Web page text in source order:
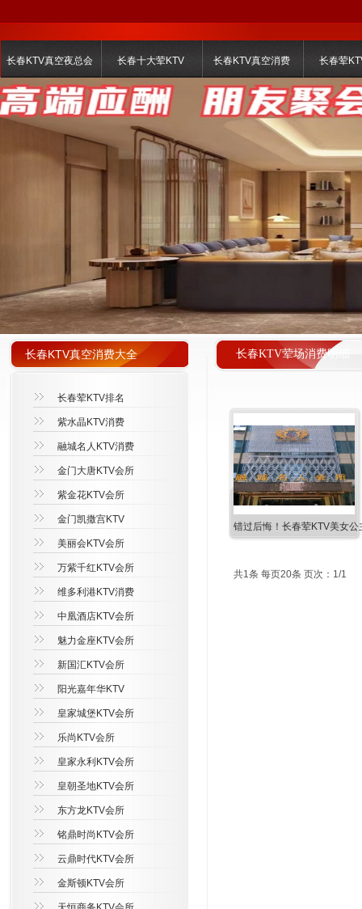
长春KTV真空夜总会 长春十大荤KTV 长春KTV真空消费 长春荤
长春KTV荤场消费明细
错过后悔！长春荤KTV美女
共1条 每页20条 页次：1/1
长春KTV真空消费大全
长春荤KTV排名
紫水晶KTV消费
融城名人KTV消费
金门大唐KTV会所
紫金花KTV会所
金门凯撒宫KTV
美丽会KTV会所
万紫千红KTV会所
维多利港KTV消费
中凰酒店KTV会所
魅力金座KTV会所
新国汇KTV会所
阳光嘉年华KTV
皇家城堡KTV会所
乐尚KTV会所
皇家永利KTV会所
皇朝圣地KTV会所
东方龙KTV会所
铭鼎时尚KTV会所
云鼎时代KTV会所
金斯顿KTV会所